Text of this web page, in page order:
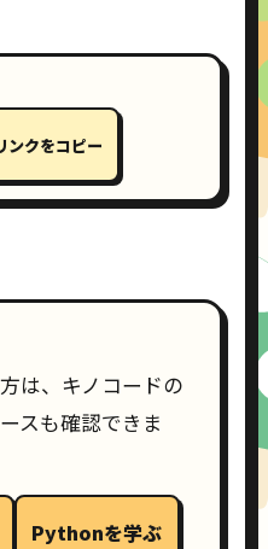
ンクをコピー
は、キノコードの
スも確認できま
Pythonを学ぶ